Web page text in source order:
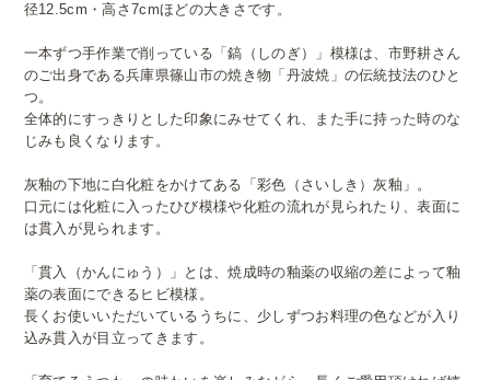
径12.5cm・高さ7cmほどの大きさです。
一本ずつ手作業で削っている「鎬（しのぎ）」模様は、市野耕さん
のご出身である兵庫県篠山市の焼き物「丹波焼」の伝統技法のひと
つ。
全体的にすっきりとした印象にみせてくれ、また手に持った時のな
じみも良くなります。
灰釉の下地に白化粧をかけてある「彩色（さいしき）灰釉」。
口元には化粧に入ったひび模様や化粧の流れが見られたり、表面に
は貫入が見られます。
「貫入（かんにゅう）」とは、焼成時の釉薬の収縮の差によって釉
薬の表面にできるヒビ模様。
長くお使いいただいているうちに、少しずつお料理の色などが入り
込み貫入が目立ってきます。